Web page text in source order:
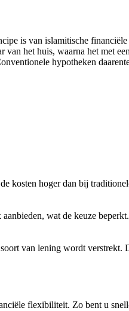
is van islamitische
het huis, waarna het met
hypotheken
kosten hoger dan bij
wat de keuze
van lening wordt verstrekt.
flexibiliteit. Zo bent u